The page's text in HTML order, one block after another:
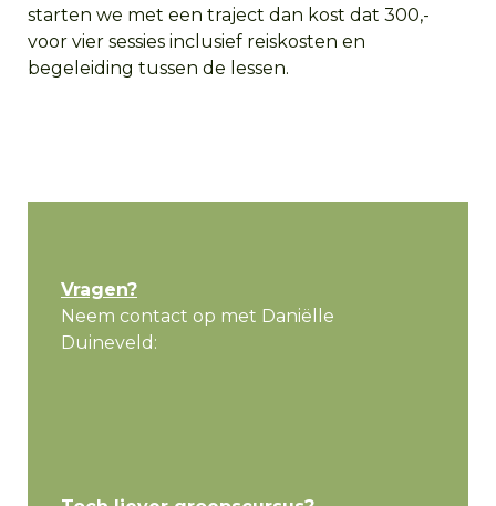
starten we met een traject dan kost dat 300,-
voor vier sessies inclusief reiskosten en
begeleiding tussen de lessen.
Vragen?
Neem contact op met Daniëlle
Duineveld: